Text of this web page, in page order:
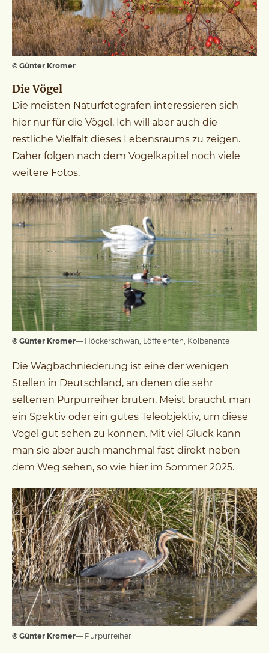
© Günter Kromer
Die Vögel
Die meisten Naturfotografen interessieren sich
hier nur für die Vögel. Ich will aber auch die
restliche Vielfalt dieses Lebensraums zu zeigen.
Daher folgen nach dem Vogelkapitel noch viele
weitere Fotos.
© Günter Kromer— Höckerschwan, Löffelenten, Kolbenente
Die Wagbachniederung ist eine der wenigen
Stellen in Deutschland, an denen die sehr
seltenen Purpurreiher brüten. Meist braucht man
ein Spektiv oder ein gutes Teleobjektiv, um diese
Vögel gut sehen zu können. Mit viel Glück kann
man sie aber auch manchmal fast direkt neben
dem Weg sehen, so wie hier im Sommer 2025.
© Günter Kromer— Purpurreiher